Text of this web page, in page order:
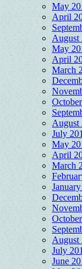
May
April
August
May
April
March
August
July
May
April
March
August
July
June